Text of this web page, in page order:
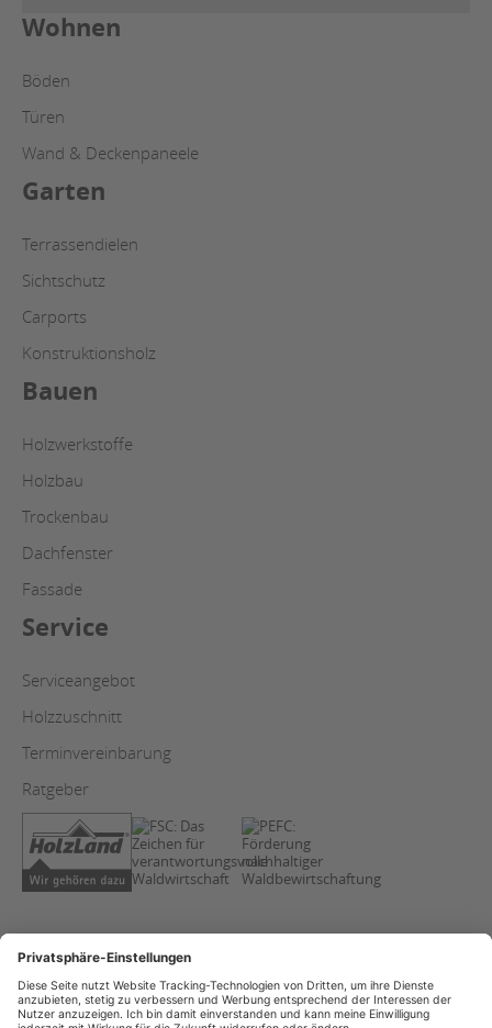
Wohnen
Böden
Türen
Wand & Deckenpaneele
Garten
Terrassendielen
Sichtschutz
Carports
Konstruktionsholz
Bauen
Holzwerkstoffe
Holzbau
Trockenbau
Dachfenster
Fassade
Service
Serviceangebot
Holzzuschnitt
Terminvereinbarung
Ratgeber